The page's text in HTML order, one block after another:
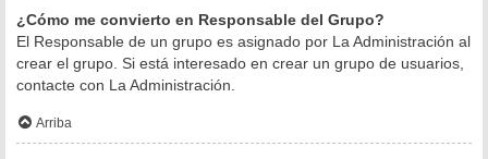
¿Cómo me convierto en Responsable del Grupo?
El Responsable de un grupo es asignado por La Administración al
crear el grupo. Si está interesado en crear un grupo de usuarios,
contacte con La Administración.
Arriba